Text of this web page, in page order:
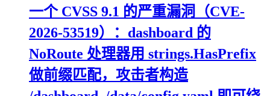
一个 CVSS 9.1 的严重漏洞（CVE-
2026-53519）：dashboard 的
NoRoute 处理器用 strings.HasPrefix
做前缀匹配，攻击者构造